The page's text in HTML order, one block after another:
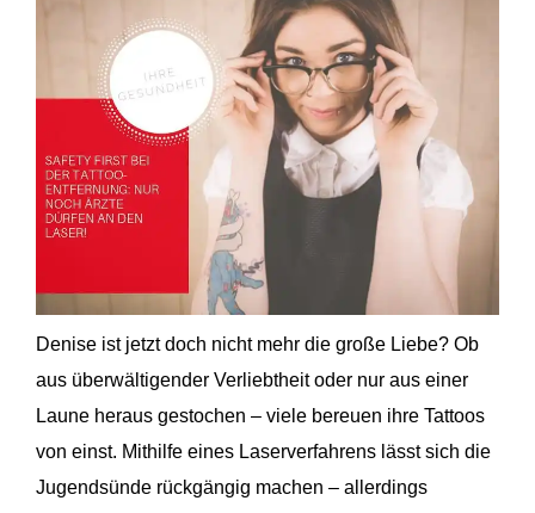
Denise ist jetzt doch nicht mehr die große Liebe? Ob
aus überwältigender Verliebtheit oder nur aus einer
Laune heraus gestochen – viele bereuen ihre Tattoos
von einst. Mithilfe eines Laserverfahrens lässt sich die
Jugendsünde rückgängig machen – allerdings